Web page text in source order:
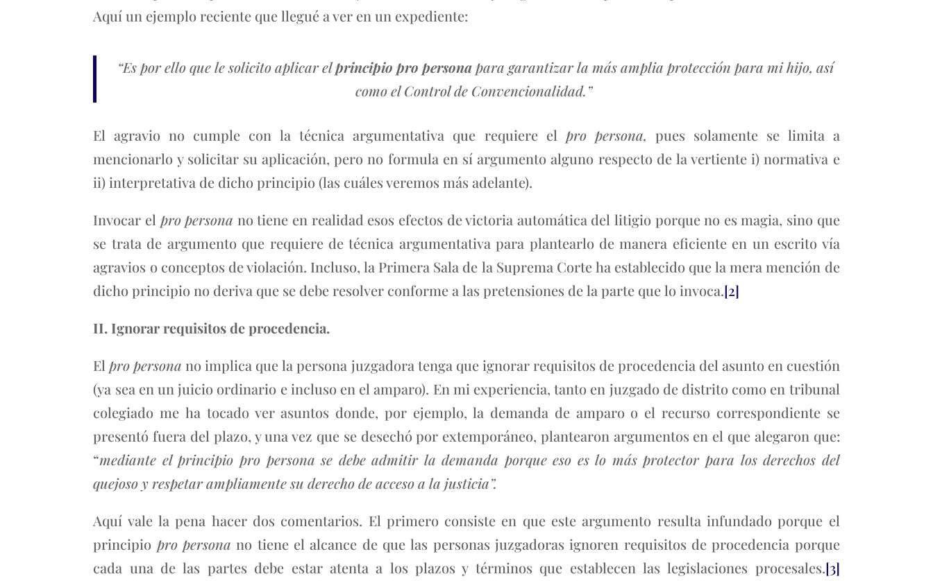
Aquí un ejemplo reciente que llegué a ver en un expediente:
“Es por ello que le solicito aplicar elprincipio pro personapara garantizar la más amplia protección para mi hijo, así
como el Control de Convencionalidad.”
El agravio no cumple con la técnica argumentativa que requiere el pro persona, pues solamente se limita a
mencionarlo y solicitar su aplicación, pero no formula en sí argumento alguno respecto de la vertiente i) normativa e
ii) interpretativa de dicho principio (las cuáles veremos más adelante).
Invocar el pro persona no tiene en realidad esos efectos de victoria automática del litigio porque no es magia, sino que
se trata de argumento que requiere de técnica argumentativa para plantearlo de manera eficiente en un escrito vía
agravios o conceptos de violación. Incluso, la Primera Sala de la Suprema Corte ha establecido que la mera mención de
dicho principio no deriva que se debe resolver conforme a las pretensiones de la parte que lo invoca.[2]
II. Ignorar requisitos de procedencia.
Elpro persona no implica que la persona juzgadora tenga que ignorar requisitos de procedencia del asunto en cuestión
(ya sea en un juicio ordinario e incluso en el amparo). En mi experiencia, tanto en juzgado de distrito como en tribunal
colegiado me ha tocado ver asuntos donde, por ejemplo, la demanda de amparo o el recurso correspondiente se
presentó fuera del plazo, y una vez que se desechó por extemporáneo, plantearon argumentos en el que alegaron que:
“mediante el principio pro persona se debe admitir la demanda porque eso es lo más protector para los derechos del
quejoso y respetar ampliamente su derecho de acceso a la justicia”.
Aquí vale la pena hacer dos comentarios. El primero consiste en que este argumento resulta infundado porque el
principio pro persona no tiene el alcance de que las personas juzgadoras ignoren requisitos de procedencia porque
cada una de las partes debe estar atenta a los plazos y términos que establecen las legislaciones procesales.[3]